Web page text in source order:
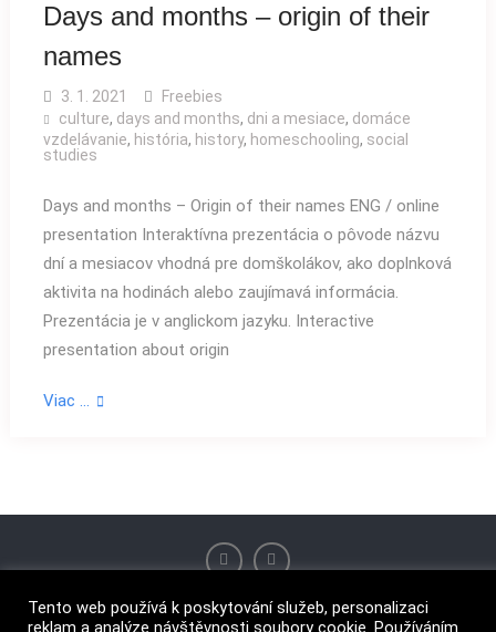
Days and months – origin of their
names
3. 1. 2021
Freebies
culture, days and months, dni a mesiace, domáce
vzdelávanie, história, history, homeschooling, social
studies
Days and months – Origin of their names ENG / online
presentation Interaktívna prezentácia o pôvode názvu
dní a mesiacov vhodná pre domškolákov, ako doplnková
aktivita na hodinách alebo zaujímavá informácia.
Prezentácia je v anglickom jazyku. Interactive
presentation about origin
Viac …
Tento web používá k poskytování služeb, personalizaci
reklam a analýze návštěvnosti soubory cookie. Používáním